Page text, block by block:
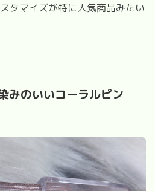
タマイズが特に人気商品みたい
みのいいコーラルピン